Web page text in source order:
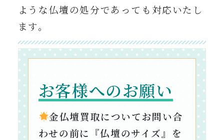
ような仏壇の処分であっても対応いたし
ます。
お客様へのお願い
金仏壇買取についてお問い合
わせの前に『仏壇のサイズ』を